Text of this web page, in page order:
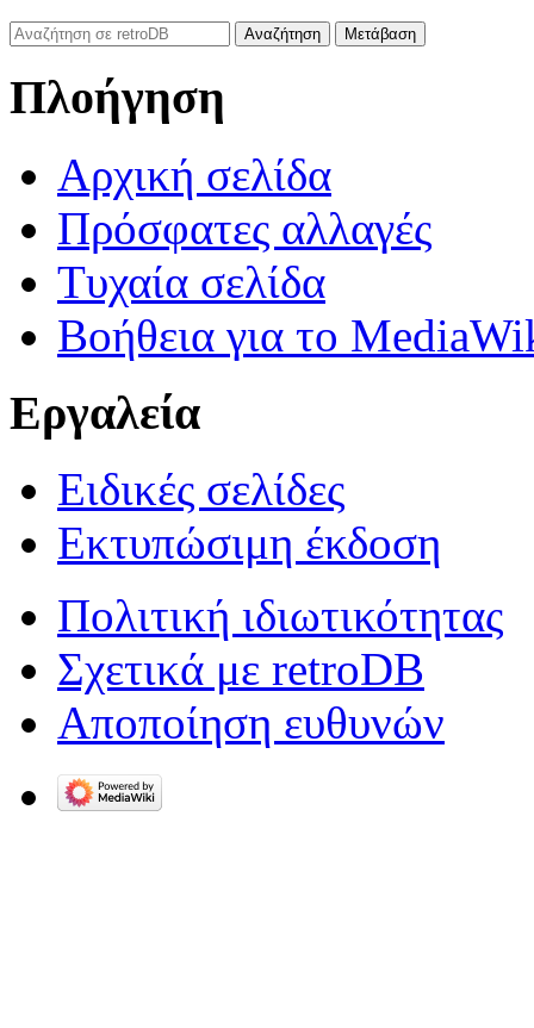
Πλοήγηση
Αρχική σελίδα
Πρόσφατες αλλαγές
Τυχαία σελίδα
Βοήθεια για το
Εργαλεία
Ειδικές σελίδες
Εκτυπώσιμη έκδοση
Πολιτική ιδιωτικότητας
Σχετικά με retroDB
Αποποίηση ευθυνών